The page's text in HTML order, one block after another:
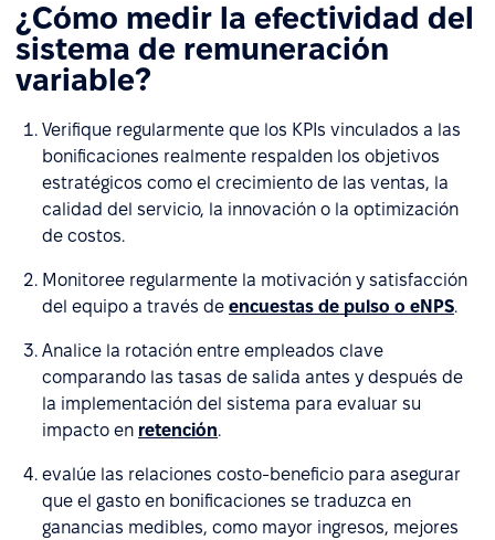
¿Cómo medir la efectividad del
sistema de remuneración
variable?
Verifique regularmente que los KPIs vinculados a las
bonificaciones realmente respalden los objetivos
estratégicos como el crecimiento de las ventas, la
calidad del servicio, la innovación o la optimización
de costos.
Monitoree regularmente la motivación y satisfacción
del equipo a través de encuestas de pulso o eNPS.
Analice la rotación entre empleados clave
comparando las tasas de salida antes y después de
la implementación del sistema para evaluar su
impacto en retención.
evalúe las relaciones costo-beneficio para asegurar
que el gasto en bonificaciones se traduzca en
ganancias medibles, como mayor ingresos, mejores